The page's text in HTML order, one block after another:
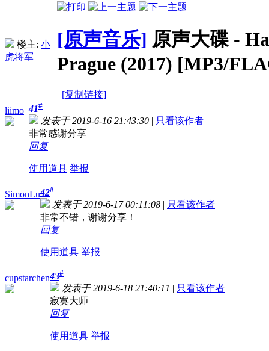
楼主: 小
虎将军
[原声音乐] 原声大碟 -
Prague (2017) [MP3/
[复制链接]
liimo 41#
发表于 2019-6-16 21:43:30 | 只看该作者
非常感谢分享
回复
使用道具 举报
SimonLu42#
发表于 2019-6-17 00:11:08 | 只看该作者
非常不错，谢谢分享！
回复
使用道具 举报
cupstarchen43#
发表于 2019-6-18 21:40:11 | 只看该作者
寂寞大师
回复
使用道具 举报